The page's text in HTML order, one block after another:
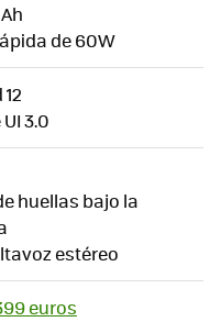
de 60W
3.0
huellas bajo la
estéreo
euros